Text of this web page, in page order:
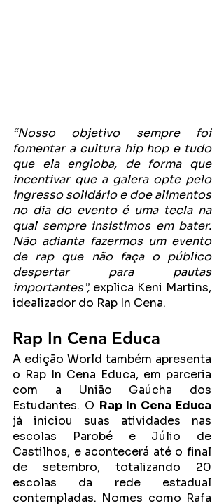
“Nosso objetivo sempre foi
fomentar a cultura hip hop e tudo
que ela engloba, de forma que
incentivar que a galera opte pelo
ingresso solidário e doe alimentos
no dia do evento é uma tecla na
qual sempre insistimos em bater.
Não adianta fazermos um evento
de rap que não faça o público
despertar para pautas
importantes”, explica Keni Martins,
idealizador do Rap In Cena.
Rap In Cena Educa
A edição World também apresenta
o Rap In Cena Educa, em parceria
com a União Gaúcha dos
Estudantes. O Rap In Cena Educa
já iniciou suas atividades nas
escolas Parobé e Júlio de
Castilhos, e acontecerá até o final
de setembro, totalizando 20
escolas da rede estadual
contempladas. Nomes como Rafa